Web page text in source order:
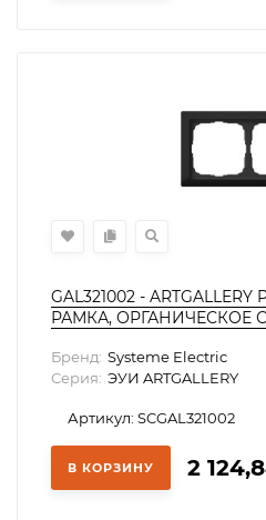
GAL321002 - ARTGALLERY
РАМКА, ОРГАНИЧЕСКОЕ
Бренд: Systeme Electric
Серия: ЭУИ ARTGALLERY
Артикул: SCGAL321002
В КОРЗИНУ 2